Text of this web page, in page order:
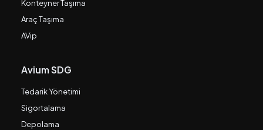
Konteyner Taşıma
Araç Taşıma
AVip
Avium SDG
Tedarik Yönetimi
Sigortalama
Depolama